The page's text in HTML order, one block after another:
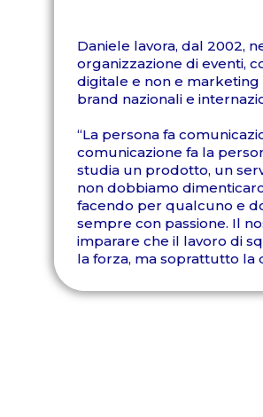
Daniele lavora, dal 2002,
organizzazione di eventi,
digitale e non e
brand nazionali e
“La persona fa
comunicazione fa la
studia un prodotto, un
non dobbiamo
facendo per qualcuno e
sempre con passione. Il
imparare che il lavoro di
la forza, ma soprattutto la